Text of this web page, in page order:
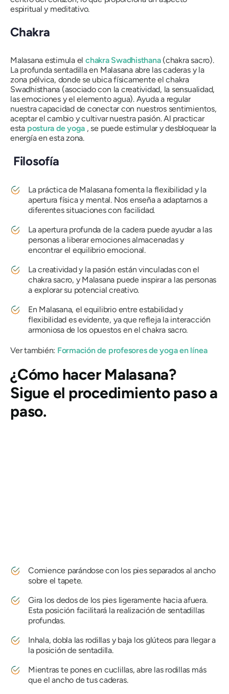
espiritual y meditativo.
Chakra
Malasana estimula el chakra Swadhisthana(chakra sacro).
La profunda sentadilla en Malasanaabre las caderas y la
zona pélvica, donde se ubica físicamente elchakra
Swadhisthana (asociado con la creatividad, la sensualidad,
las emociones y el elemento agua). Ayuda a regular
nuestra capacidad de conectar con nuestros sentimientos,
aceptar el cambio y cultivar nuestra pasión. Al practicar
esta postura de yoga , se puede estimular y desbloquear la
energía en esta zona.
Filosofía
La práctica de Malasanafomenta la flexibilidad y la
apertura física y mental. Nos enseña a adaptarnos a
diferentes situaciones con facilidad.
La apertura profunda de la cadera puede ayudar a las
personas a liberar emociones almacenadas y
encontrar el equilibrio emocional.
La creatividad y la pasión están vinculadas con el
chakra sacro, y Malasana puede inspirar a las personas
a explorar su potencial creativo.
En Malasana, el equilibrio entre estabilidad y
flexibilidad es evidente, ya que refleja la interacción
armoniosa de los opuestos en el chakra sacro.
Ver también: Formación de profesores de yoga en línea
¿Cómo hacer Malasana?
Sigue el procedimiento paso a
paso.
Comience parándose con los pies separados al ancho
sobre el tapete.
Gira los dedos de los pies ligeramente hacia afuera.
Esta posición facilitará la realización de sentadillas
profundas.
Inhala, dobla las rodillas y baja los glúteos para llegar a
la posición de sentadilla.
Mientras te pones en cuclillas, abre las rodillas más
que el ancho de tus caderas.